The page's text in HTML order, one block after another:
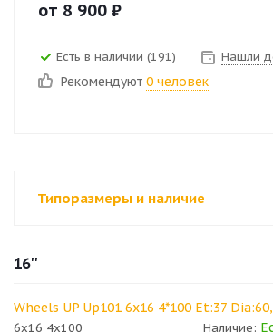
от 8 900 ₽
Есть в наличии (191) Нашли
Рекомендуют 0 человек
Типоразмеры и наличие
16''
Wheels UP Up101 6x16 4*100 Et:37
6x16 4x100 Наличие: